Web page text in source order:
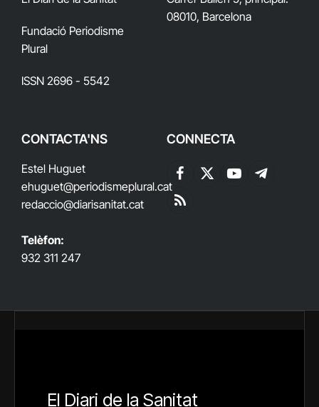
Fundació Periodisme
Plural
ISSN 2696 - 5542
08010, Barcelona
CONTACTA'NS
Estel Huguet
ehuguet@periodismeplural.cat
redaccio@diarisanitat.cat
Telèfon:
932 311 247
CONNECTA
Facebook
X
YouTubeTelegram
RSS